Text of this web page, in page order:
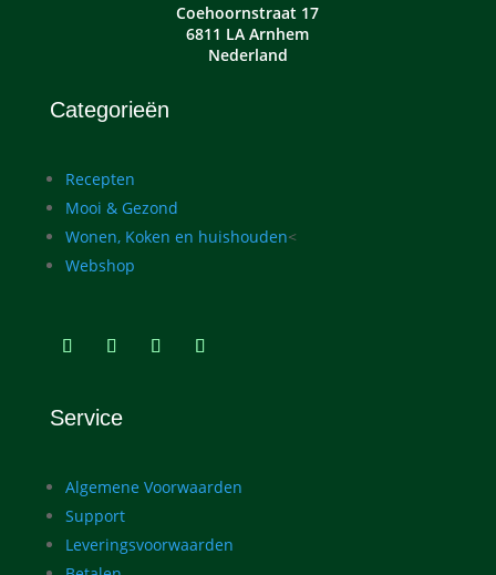
Coehoornstraat 17
6811 LA Arnhem
Nederland
Categorieën
Recepten
Mooi & Gezond
Wonen, Koken en huishouden<
Webshop
Service
Algemene Voorwaarden
Support
Leveringsvoorwaarden